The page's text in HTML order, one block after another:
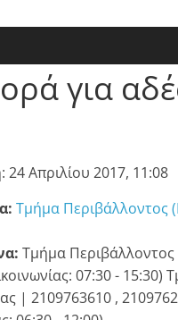
για
24 Απριλίου 2017, 11:08
Τμήμα Περιβάλλοντος
Τμήμα
07:30 - 15:30)
| 2109763610 ,